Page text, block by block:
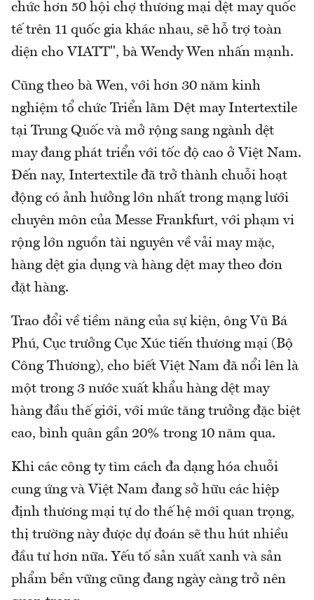
chức hơn 50 hội chợ thương mại dệt may quốc
tế trên 11 quốc gia khác nhau, sẽ hỗ trợ toàn
diện cho VIATT", bà Wendy Wen nhấn mạnh.
Cũng theo bà Wen, với hơn 30 năm kinh
nghiệm tổ chức Triển lãm Dệt may Intertextile
tại Trung Quốc và mở rộng sang ngành dệt
may đang phát triển với tốc độ cao ở Việt Nam.
Đến nay, Intertextile đã trở thành chuỗi hoạt
động có ảnh hưởng lớn nhất trong mạng lưới
chuyên môn của Messe Frankfurt, với phạm vi
rộng lớn nguồn tài nguyên về vải may mặc,
hàng dệt gia dụng và hàng dệt may theo đơn
đặt hàng.
Trao đổi về tiềm năng của sự kiện, ông Vũ Bá
Phú, Cục trưởng Cục Xúc tiến thương mại (Bộ
Công Thương), cho biết Việt Nam đã nổi lên là
một trong 3 nước xuất khẩu hàng dệt may
hàng đầu thế giới, với mức tăng trưởng đặc biệt
cao, bình quân gần 20% trong 10 năm qua.
Khi các công ty tìm cách đa dạng hóa chuỗi
cung ứng và Việt Nam đang sở hữu các hiệp
định thương mại tự do thế hệ mới quan trọng,
thị trường này được dự đoán sẽ thu hút nhiều
đầu tư hơn nữa. Yếu tố sản xuất xanh và sản
phẩm bền vững cũng đang ngày càng trở nên